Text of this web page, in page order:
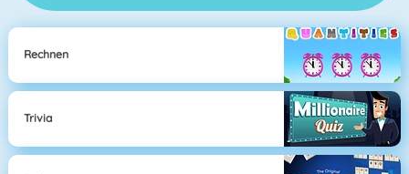
Rechnen
Trivia